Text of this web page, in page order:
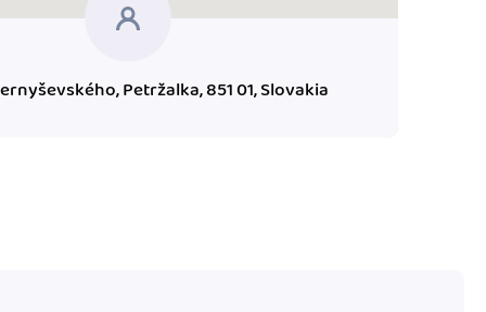
Petržalka, 851 01, Slovakia